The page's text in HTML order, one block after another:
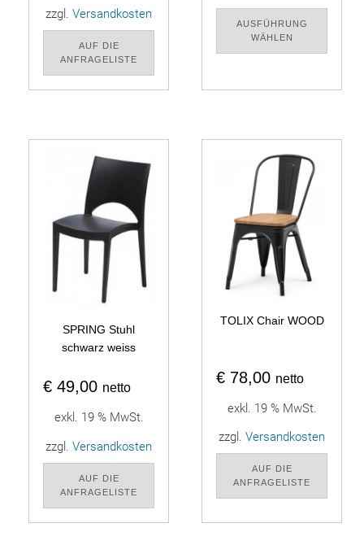
zzgl. Versandkosten
AUF DIE
ANFRAGELISTE
AUSFÜHRUNG
WÄHLEN
SPRING Stuhl
schwarz weiss
€ 49,00 netto
exkl. 19 % MwSt.
zzgl. Versandkosten
AUF DIE
ANFRAGELISTE
TOLIX Chair WOOD
€ 78,00 netto
exkl. 19 % MwSt.
zzgl. Versandkosten
AUF DIE
ANFRAGELISTE